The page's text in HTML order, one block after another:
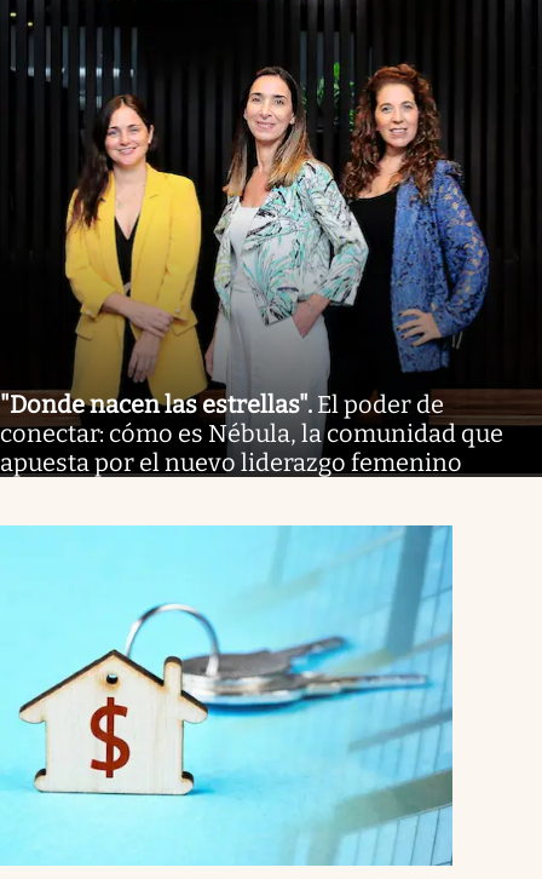
"Donde nacen las estrellas". El poder de
conectar: cómo es Nébula, la comunidad que
apuesta por el nuevo liderazgo femenino